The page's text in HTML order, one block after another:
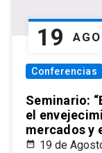
19 AGO
Conferencias
Seminario:
el
mercados y
19 de